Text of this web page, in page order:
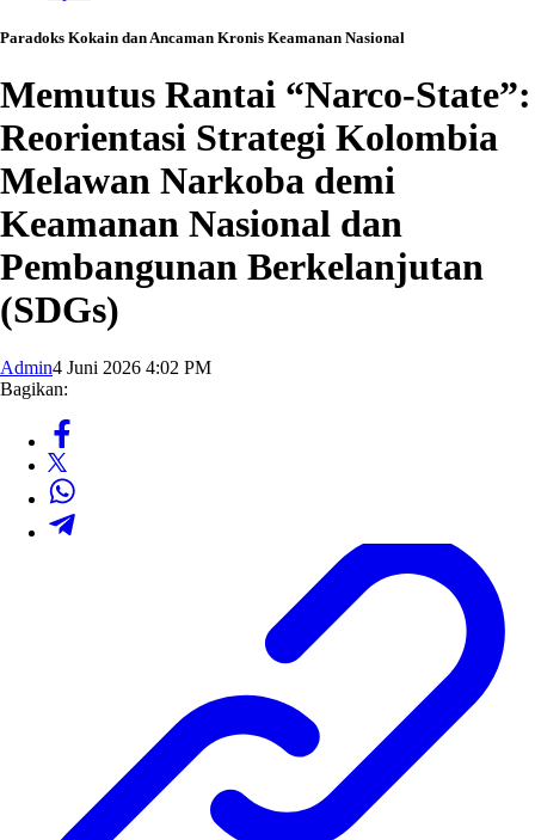
Paradoks Kokain dan Ancaman Kronis Keamanan Nasional
Memutus Rantai “Narco-State”:
Reorientasi Strategi Kolombia
Melawan Narkoba demi
Keamanan Nasional dan
Pembangunan Berkelanjutan
(SDGs)
Admin4 Juni 2026 4:02 PM
Bagikan: